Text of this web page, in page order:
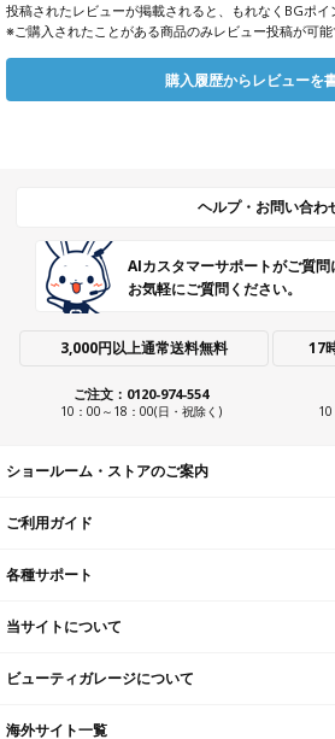
投稿されたレビューが掲載されると、もれなくBGポイ
※ご購入されたことがある商品のみレビュー投稿が可能
購入履歴からレビューを
ヘルプ・お問い合わ
AIカスタマーサポートがご質問
お気軽にご質問ください。
3,000円以上通常送料無料 17
ご注文：0120-974-554
10：00～18：00(日・祝除く)
ショールーム・ストアのご案内
ご利用ガイド
各種サポート
当サイトについて
ビューティガレージについて
海外サイト一覧